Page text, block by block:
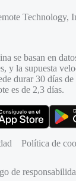
Technology,
se basan en
y la supuesta
durar 30 días
es de 2,3 días.
Política de
de